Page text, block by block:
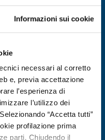
Informazioni sui cookie
necessari al corretto
e, previa accettazione
l’esperienza di
l’utilizzo dei
“Accetta tutti”
profilazione prima
parti. Chiudendo il
DISCOVER MORE →
2026